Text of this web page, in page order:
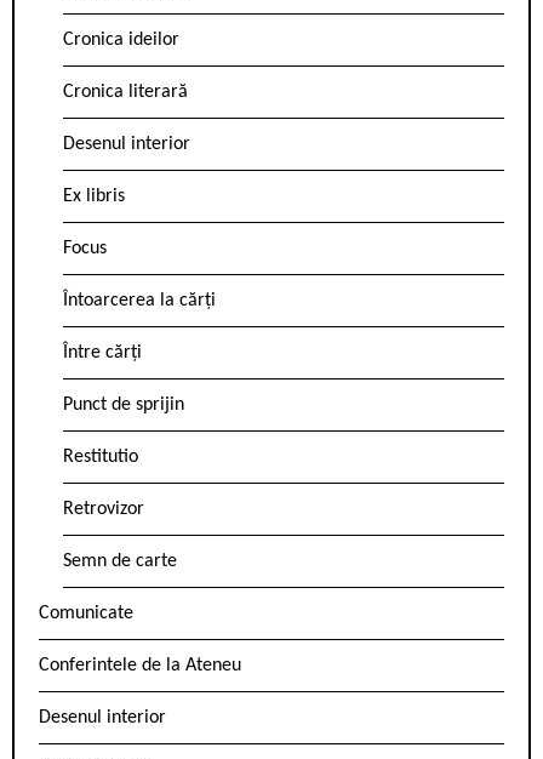
Cronica ideilor
Cronica literară
Desenul interior
Ex libris
Focus
Întoarcerea la cărți
Între cărți
Punct de sprijin
Restitutio
Retrovizor
Semn de carte
Comunicate
Conferintele de la Ateneu
Desenul interior